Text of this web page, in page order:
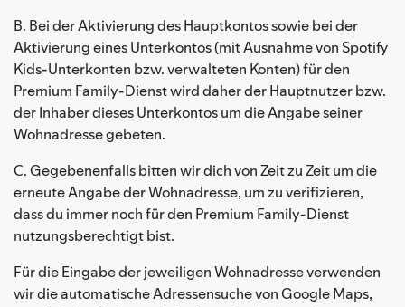
B. Bei der Aktivierung des Hauptkontos sowie bei der
Aktivierung eines Unterkontos (mit Ausnahme von Spotify
Kids-Unterkonten bzw. verwalteten Konten) für den
Premium Family-Dienst wird daher der Hauptnutzer bzw.
der Inhaber dieses Unterkontos um die Angabe seiner
Wohnadresse gebeten.
C. Gegebenenfalls bitten wir dich von Zeit zu Zeit um die
erneute Angabe der Wohnadresse, um zu verifizieren,
dass du immer noch für den Premium Family-Dienst
nutzungsberechtigt bist.
Für die Eingabe der jeweiligen Wohnadresse verwenden
wir die automatische Adressensuche von Google Maps,